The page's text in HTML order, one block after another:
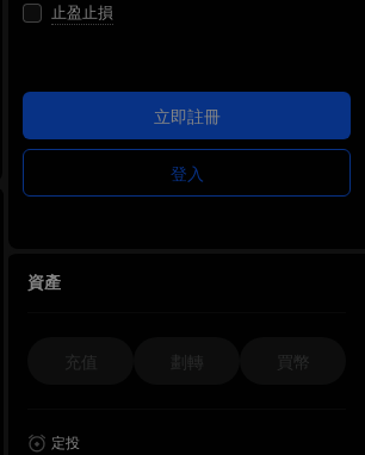
止盈止損
立即註冊
登入
資產
充值 劃轉 買幣
定投